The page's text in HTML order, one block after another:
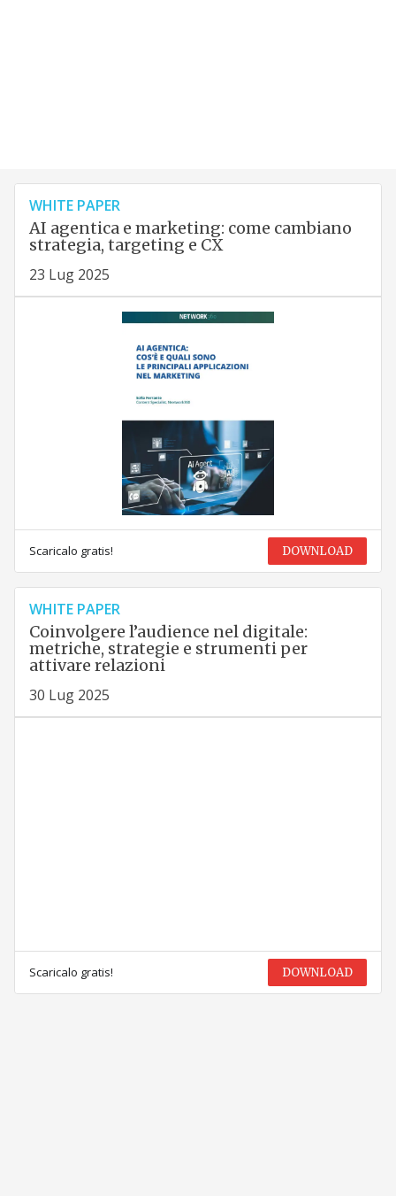
WHITE PAPER
AI agentica e marketing: come cambiano
strategia, targeting e CX
23 Lug 2025
Scaricalo gratis! DOWNLOAD
WHITE PAPER
Coinvolgere l’audience nel digitale:
metriche, strategie e strumenti per
attivare relazioni
30 Lug 2025
Scaricalo gratis! DOWNLOAD